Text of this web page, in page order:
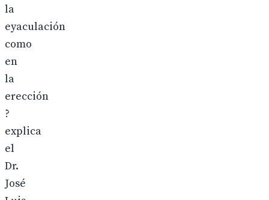
la
eyaculación
como
en
la
erección
?
explica
el
Dr.
José